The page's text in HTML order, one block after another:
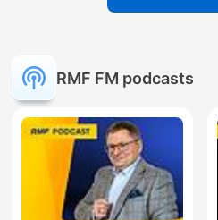
RMF FM podcasts